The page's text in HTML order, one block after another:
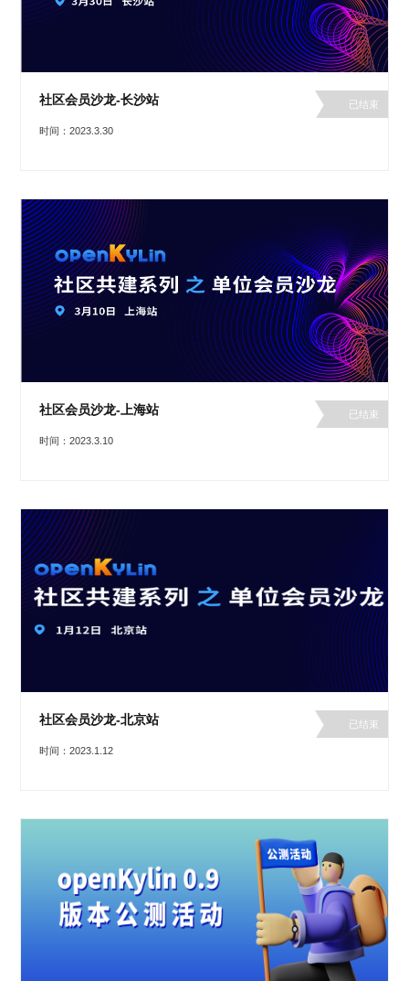
社区会员沙龙-长沙站
时间：2023.3.30
已结束
社区会员沙龙-上海站
时间：2023.3.10
已结束
社区会员沙龙-北京站
时间：2023.1.12
已结束